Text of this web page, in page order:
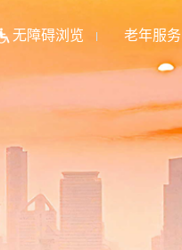
无障碍浏览 老年服务